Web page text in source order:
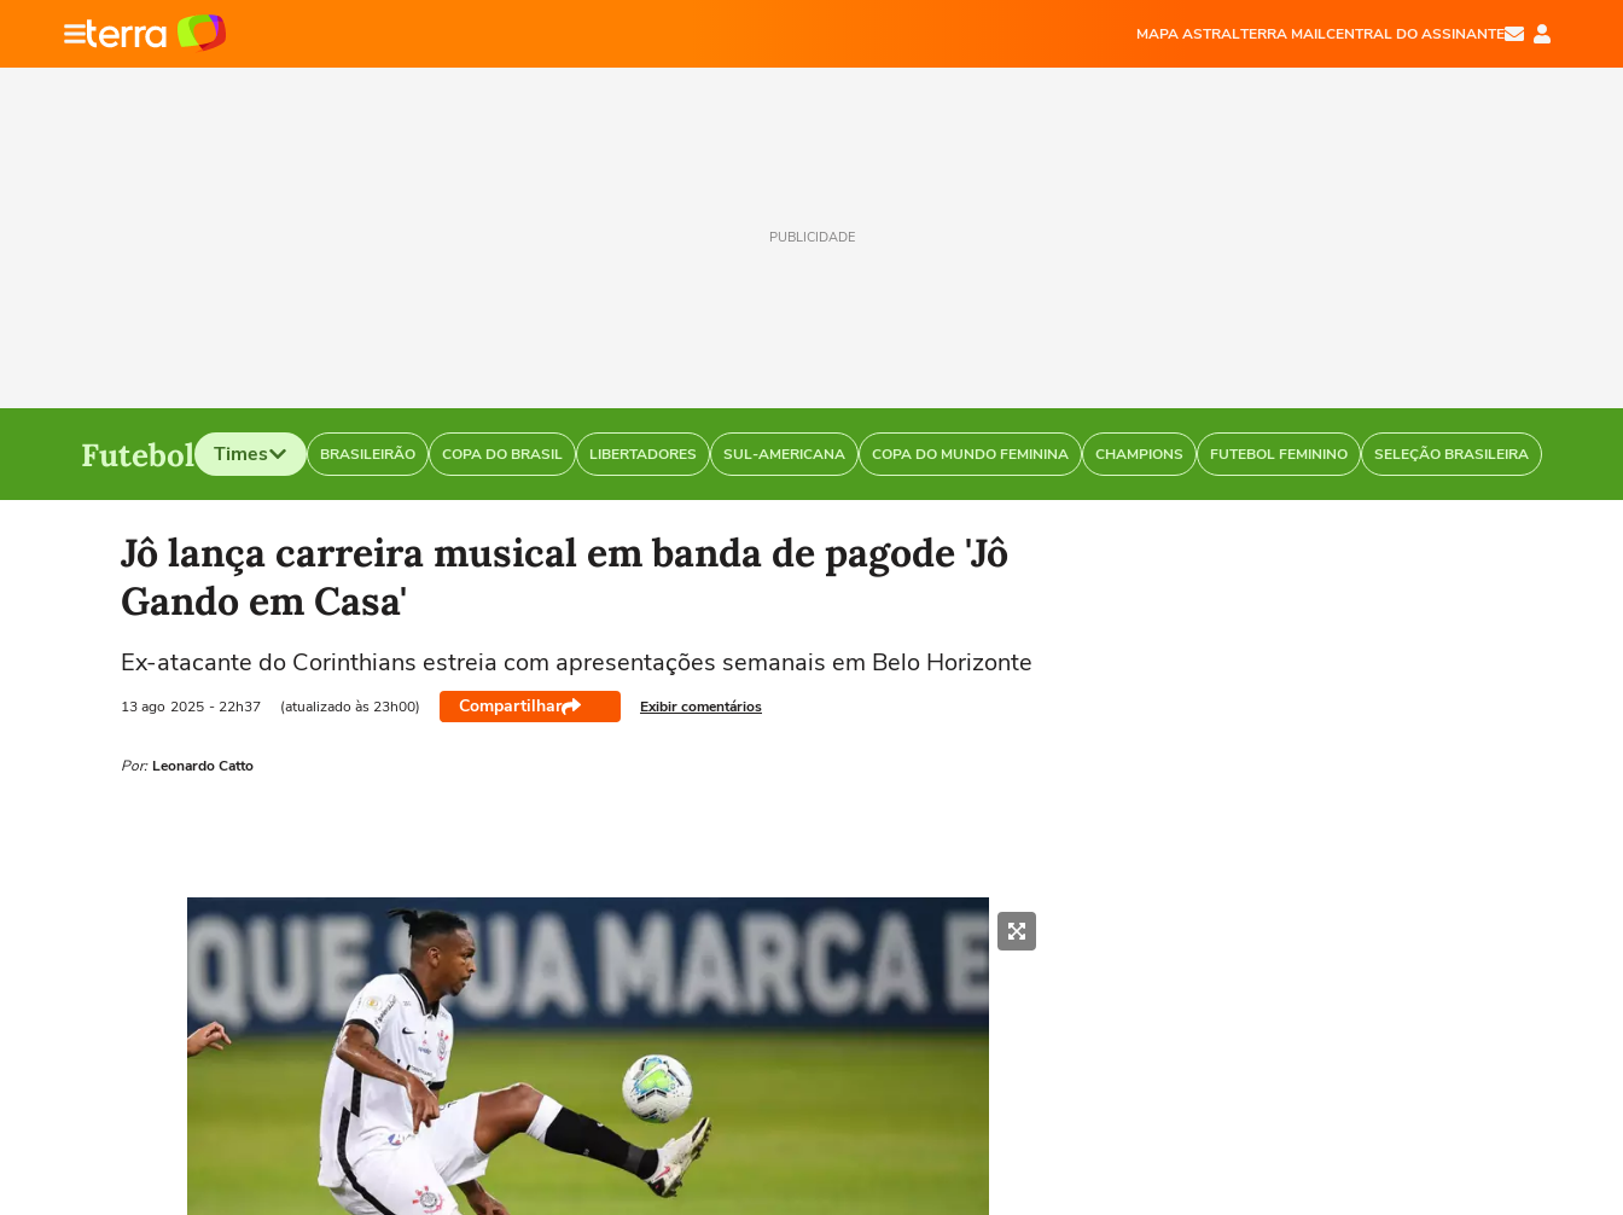
MAPA ASTRALTERRA MAILCENTRAL DO ASSINANTE
PUBLICIDADE
Futebol Times BRASILEIRÃO COPA DO BRASIL LIBERTADORES SUL-AMERICANA COPA DO MUNDO FEMININA CHAMPIONS FUTEBOL FEMININO SELEÇÃO BRASILEIRA
Selecione o time para ver as notícias
Jô lança carreira musical em banda de pagode 'Jô
Gando em Casa'
Ex-atacante do Corinthians estreia com apresentações semanais em Belo Horizonte
13 ago 2025 - 22h37 (atualizado às 23h00) Compartilhar Exibir comentários
Por: Leonardo Catto